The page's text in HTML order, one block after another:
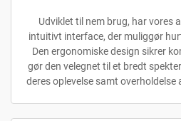
Udviklet til nem brug, har vores
intuitivt interface, der muliggør
Den ergonomiske design sikrer
gør den velegnet til et bredt
deres oplevelse samt